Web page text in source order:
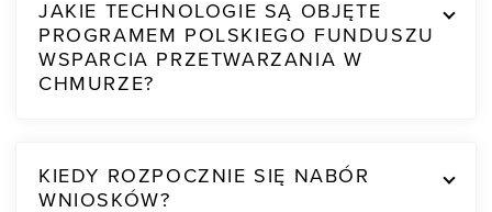
JAKIE TECHNOLOGIE SĄ OBJĘTE
PROGRAMEM POLSKIEGO FUNDUSZU
WSPARCIA PRZETWARZANIA W
CHMURZE?
KIEDY ROZPOCZNIE SIĘ NABÓR
WNIOSKÓW?